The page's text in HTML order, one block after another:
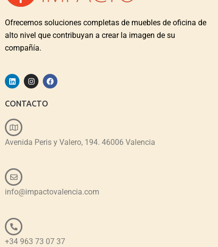
Ofrecemos soluciones completas de muebles de oficina de
alto nivel que contribuyan a crear la imagen de su
compañía.
CONTACTO
Avenida Peris y Valero, 194. 46006 Valencia
info@impactovalencia.com
+34 963 73 07 37